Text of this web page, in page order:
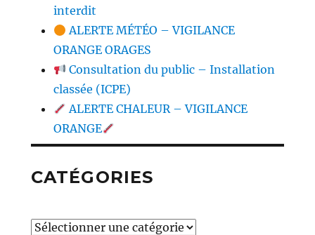
interdit
ALERTE MÉTÉO – VIGILANCE
ORANGE ORAGES
Consultation du public – Installation
classée (ICPE)
ALERTE CHALEUR – VIGILANCE
ORANGE
CATÉGORIES
Catégories